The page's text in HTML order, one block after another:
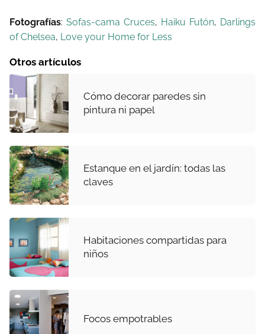
Fotografías: Sofas-cama Cruces, Haiku Futón, Darlings
of Chelsea, Love your Home for Less
Otros artículos
Cómo decorar paredes sin
pintura ni papel
Estanque en el jardín: todas las
claves
Habitaciones compartidas para
niños
Focos empotrables